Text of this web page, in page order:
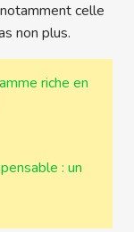
celle
non plus.
riche en
: un